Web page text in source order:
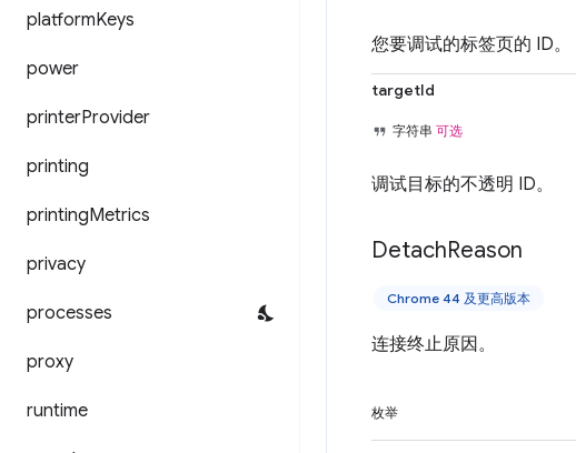
platformKeys
power
printerProvider
printing
printingMetrics
privacy
processes
proxy
runtime
您要调试的标签页的 ID。
targetId
字符串 可选
调试目标的不透明 ID。
DetachReason
Chrome 44 及更高版本
连接终止原因。
枚举